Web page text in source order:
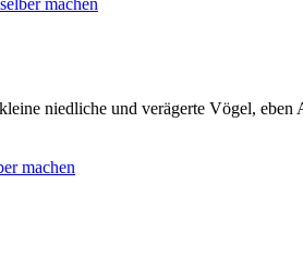
niedliche und verägerte Vögel, eben